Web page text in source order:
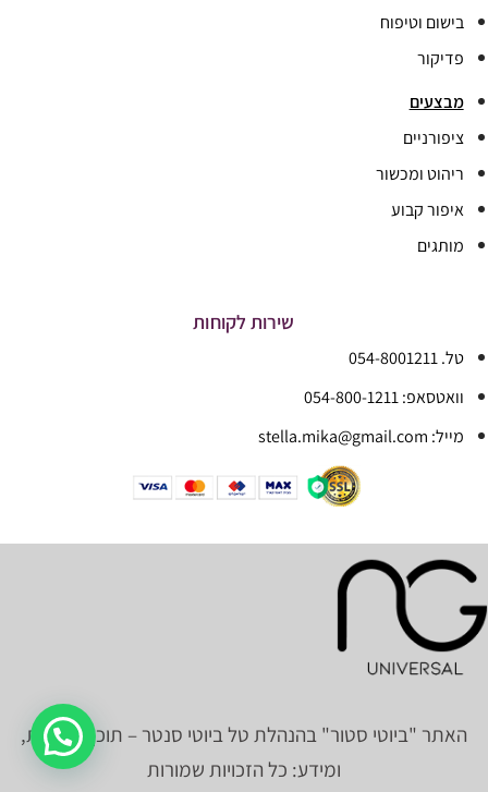
בישום וטיפוח
פדיקור
מבצעים
ציפורניים
ריהוט ומכשור
איפור קבוע
מותגים
שירות לקוחות
טל. 054-8001211
וואטסאפ: 054-800-1211
מייל: stella.mika@gmail.com
האתר "ביוטי סטור" בהנהלת טל ביוטי סנטר – תוכן, תמונות,
ומידע: כל הזכויות שמורות